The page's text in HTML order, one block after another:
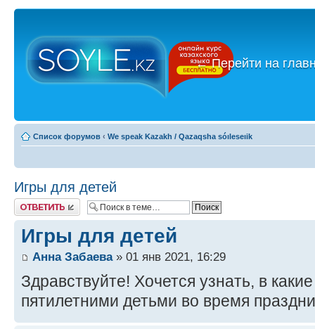
←Перейти на
Список форумов ‹ We speak Kazakh / Qazaqsha sóıleseıik
Игры для детей
Ответить
Игры для детей
Анна Забаева» 01 янв 2021, 16:29
Здравствуйте! Хочется узнать, в
пятилетними детьми во время